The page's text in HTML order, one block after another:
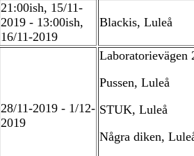
21:00ish, 15/11-
2019 - 13:00ish,
16/11-2019
Blackis, Luleå
28/11-2019 - 1/12-
2019
Laboratorievägen
Pussen, Luleå
STUK, Luleå
Några diken,